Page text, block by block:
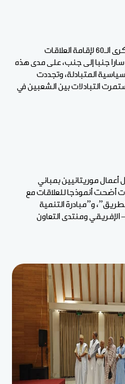
الـ60 لإقامة
العلاقات
جنبا إلىجنب،علىمدىهذه
المتبادلة،وتجددت
التبادلاتبين الشعبين في
موريتانيين بمباني
أضحت أنموذجا للعلاقات مع
و”مبادرة التنمية
الإفريقيومنتدى التعاون